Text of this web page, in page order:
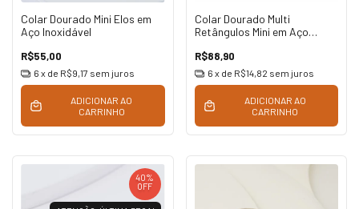
Colar Dourado Mini Elos em
Aço Inoxidável
R$55,00
6 x de R$9,17 sem juros
ADICIONAR AO
CARRINHO
Colar Dourado Multi
Retângulos Mini em Aço
R$88,90
6 x de R$14,82 sem juros
ADICIONAR AO
CARRINHO
40%
OFF